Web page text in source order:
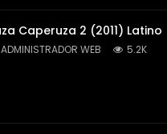
Caperuza 2 (2011) Latino
ADMINISTRADOR WEB 5.2K